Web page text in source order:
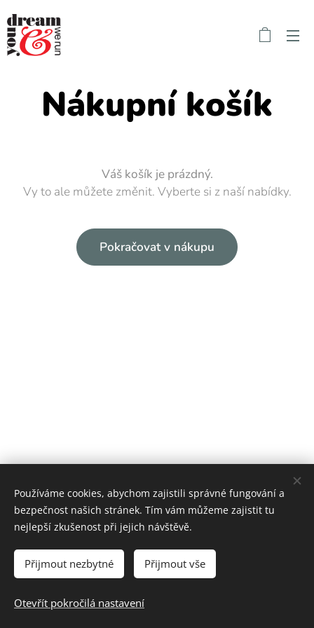
Nákupní košík
Váš košík je prázdný.
Vy to ale můžete změnit. Vyberte si z naší nabídky.
Pokračovat v nákupu
Společně měníme sny ve skutečnost :)
Používáme cookies, abychom zajistili správné fungování a
bezpečnost našich stránek. Tím vám můžeme zajistit tu
nejlepší zkušenost při jejich návštěvě.
Přijmout nezbytné Přijmout vše
Otevřít pokročilá nastavení